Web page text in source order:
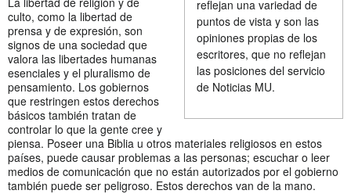
reflejan una variedad de
puntos de vista y son las
opiniones propias de los
escritores, que no reflejan
las posiciones del servicio
de Noticias MU.
culto, como la libertad de
prensa y de expresión, son
signos de una sociedad que
valora las libertades humanas
esenciales y el pluralismo de
pensamiento. Los gobiernos
que restringen estos derechos
básicos también tratan de
controlar lo que la gente cree y
piensa. Poseer una Biblia u otros materiales religiosos en estos
países, puede causar problemas a las personas; escuchar o leer
medios de comunicación que no están autorizados por el gobierno
también puede ser peligroso. Estos derechos van de la mano.